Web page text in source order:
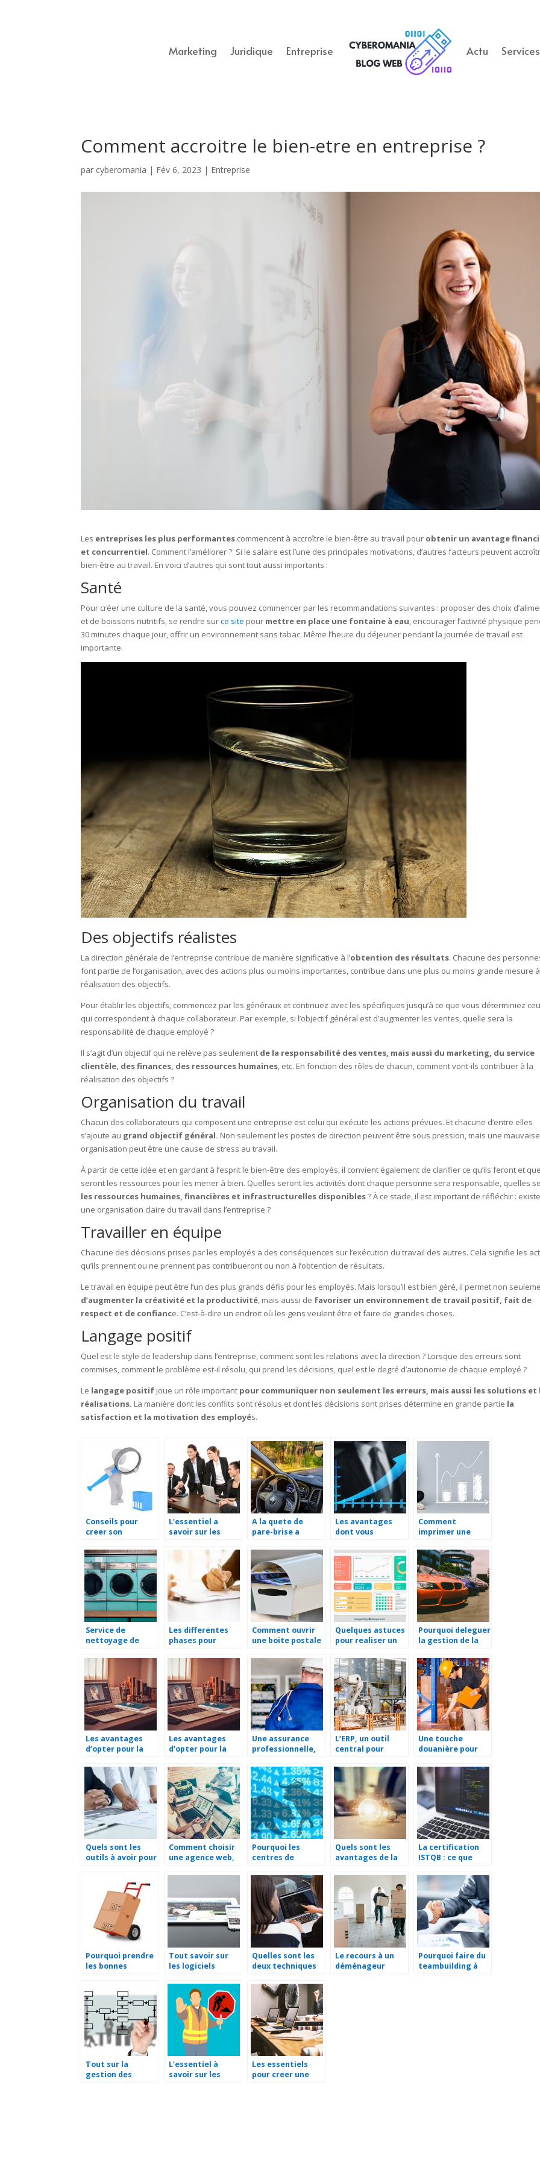
Marketing Juridique Entreprise Actu Services
Comment accroitre le bien-etre en entreprise ?
par cyberomania | Fév 6, 2023 | Entreprise
Les entreprises les plus performantes commencent à accroître le bien-être au travail pour obtenir un avantage
et concurrentiel. Comment l’améliorer ? Si le salaire est l’une des principales motivations, d’autres facteurs peuvent
bien-être au travail. En voici d’autres qui sont tout aussi importants :
Santé
Pour créer une culture de la santé, vous pouvez commencer par les recommandations suivantes : proposer des choix
et de boissons nutritifs, se rendre surce site pour mettre en place une fontaine à eau, encourager l’activité physique
30 minutes chaque jour, offrir un environnement sans tabac. Même l’heure du déjeuner pendant la journée de travail est
importante.
Des objectifs réalistes
La direction générale de l’entreprise contribue de manière significative à l’obtention des résultats. Chacune des
font partie de l’organisation, avec des actions plus ou moins importantes, contribue dans une plus ou moins grande mesure
réalisation des objectifs.
Pour établir les objectifs, commencez par les généraux et continuez avec les spécifiques jusqu’à ce que vous déterminiez
qui correspondent à chaque collaborateur. Par exemple, si l’objectif général est d’augmenter les ventes, quelle sera la
responsabilité de chaque employé ?
Il s’agit d’un objectif qui ne relève pas seulement de la responsabilité des ventes, mais aussi du marketing, du service
clientèle, des finances, des ressources humaines, etc. En fonction des rôles de chacun, comment vont-ils contribuer à la
réalisation des objectifs ?
Organisation du travail
Chacun des collaborateurs qui composent une entreprise est celui qui exécute les actions prévues. Et chacune d’entre elles
s’ajoute au grand objectif général. Non seulement les postes de direction peuvent être sous pression, mais une mauvaise
organisation peut être une cause de stress au travail.
À partir de cette idée et en gardant à l’esprit le bien-être des employés, il convient également de clarifier ce qu’ils feront et
seront les ressources pour les mener à bien. Quelles seront les activités dont chaque personne sera responsable, quelles
les ressources humaines, financières et infrastructurelles disponibles? À ce stade, il est important de réfléchir :
une organisation claire du travail dans l’entreprise ?
Travailler en équipe
Chacune des décisions prises par les employés a des conséquences sur l’exécution du travail des autres. Cela signifie les
qu’ils prennent ou ne prennent pas contribueront ou non à l’obtention de résultats.
Le travail en équipe peut être l’un des plus grands défis pour les employés. Mais lorsqu’il est bien géré, il permet non
d’augmenter la créativité et la productivité, mais aussi de favoriser un environnement de travail positif, fait de
respect et de confiance. C’est-à-dire un endroit où les gens veulent être et faire de grandes choses.
Langage positif
Quel est le style de leadership dans l’entreprise, comment sont les relations avec la direction ? Lorsque des erreurs sont
commises, comment le problème est-il résolu, qui prend les décisions, quel est le degré d’autonomie de chaque employé ?
Le langage positif joue un rôle important pour communiquer non seulement les erreurs, mais aussi les solutions et
réalisations. La manière dont les conflits sont résolus et dont les décisions sont prises détermine en grande partie la
satisfaction et la motivation des employés.
Conseils pour
creer son
L’essentiel a
savoir sur les
anonymes
A la quete de
pare-brise a
Les avantages
dont vous
une SASU
Comment
imprimer une
Service de
nettoyage de
les entreprises en
ont recours ?
Les differentes
phases pour
competences
Comment ouvrir
une boite postale
Quelques astuces
pour realiser un
d’entreprise
Pourquoi deleguer
la gestion de la
votre entreprise ?
Les avantages
d’opter pour la
maintenance
d’applications
(TMA)
Les avantages
d’opter pour la
maintenance
d’applications
(TMA)
Une assurance
professionnelle,
L’ERP, un outil
central pour
gestion d’une
entreprise
Une touche
douanière pour
Quels sont les
outils à avoir pour
marketing ?
Comment choisir
une agence web,
collaboration à
Pourquoi les
centres de
importants pour
le secteur du
marketing ?
Quels sont les
avantages de la
leads ?
La certification
ISTQB : ce que
Pourquoi prendre
les bonnes
entreprise ?
Tout savoir sur
les logiciels
management
Quelles sont les
deux techniques
d’un fichier PDF ?
Le recours à un
déménageur
Pourquoi faire du
teambuilding à
Tout sur la
gestion des
L’essentiel à
savoir sur les
Les essentiels
pour creer une